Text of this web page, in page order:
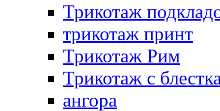
Трикотаж
трикотаж принт
Трикотаж Рим
Трикотаж с
ангора